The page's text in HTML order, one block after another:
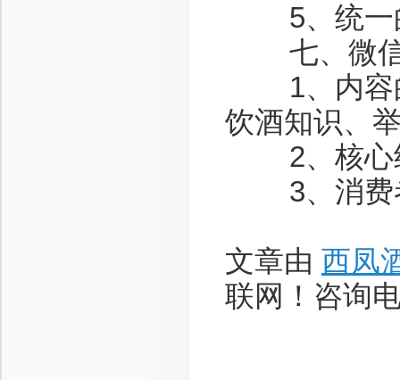
5、统一
七、微信
1、内容的
饮酒知识、
2、核心终
3、消费者
文章由 西凤
联网！咨询